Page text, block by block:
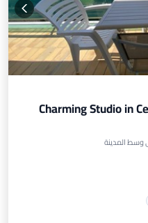
Charming Studio in